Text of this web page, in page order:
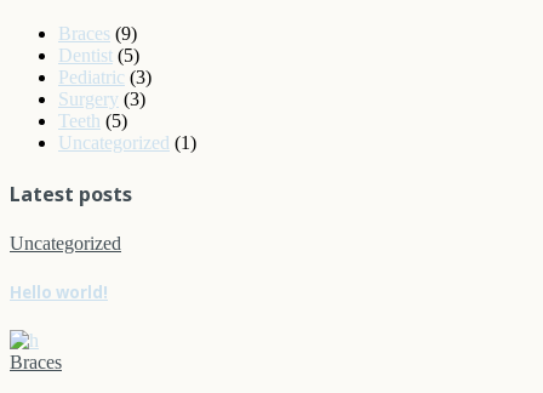
Braces (9)
Dentist (5)
Pediatric (3)
Surgery (3)
Teeth (5)
Uncategorized (1)
Latest posts
Uncategorized
Hello world!
Braces